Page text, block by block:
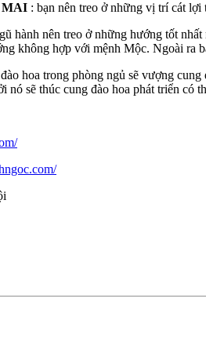
MAI : bạn nên treo ở những vị trí cát
hành nên treo ở những hướng tốt
không hợp với mệnh Mộc. Ngoài ra
hoa trong phòng ngủ sẽ vượng
nó sẽ thúc cung đào hoa phát triển có